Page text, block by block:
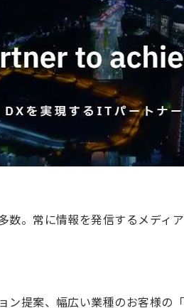
数。常に情報を発信するメディ
ン提案、幅広い業種のお客様の